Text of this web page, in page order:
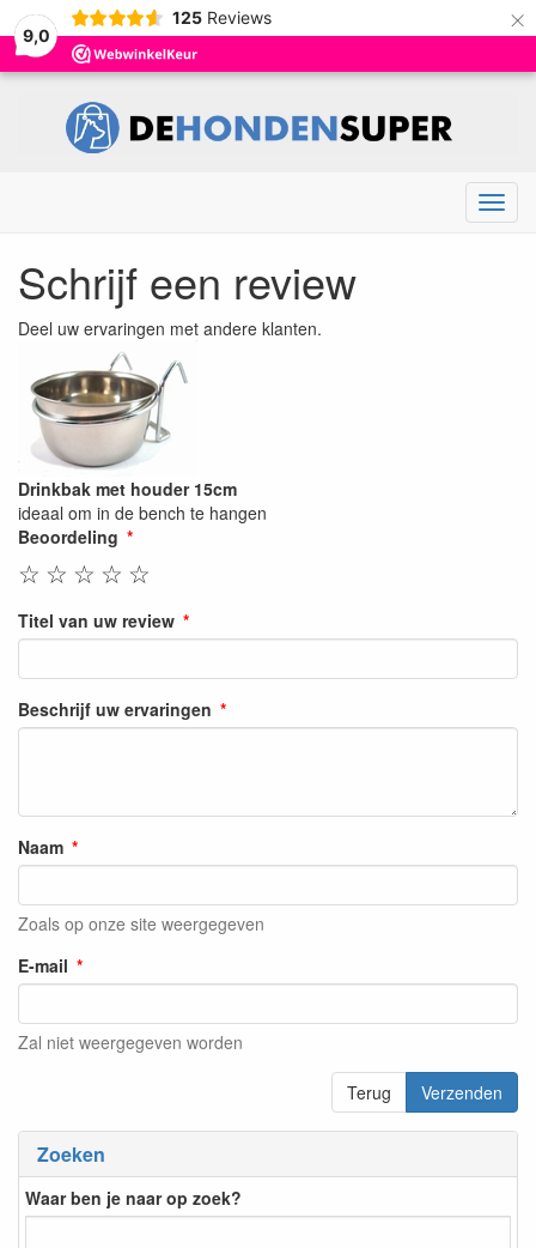
9,0
125 Reviews ×
Menu
Zoeken
Waar ben je naar op zoek?
Schrijf een review
Deel uw ervaringen met andere klanten.
Drinkbak met houder 15cm
ideaal om in de bench te hangen
Beoordeling
☆
☆
☆
☆
☆
Titel van uw review
Beschrijf uw ervaringen
Naam
Zoals op onze site weergegeven
E-mail
Zal niet weergegeven worden
Terug Verzenden